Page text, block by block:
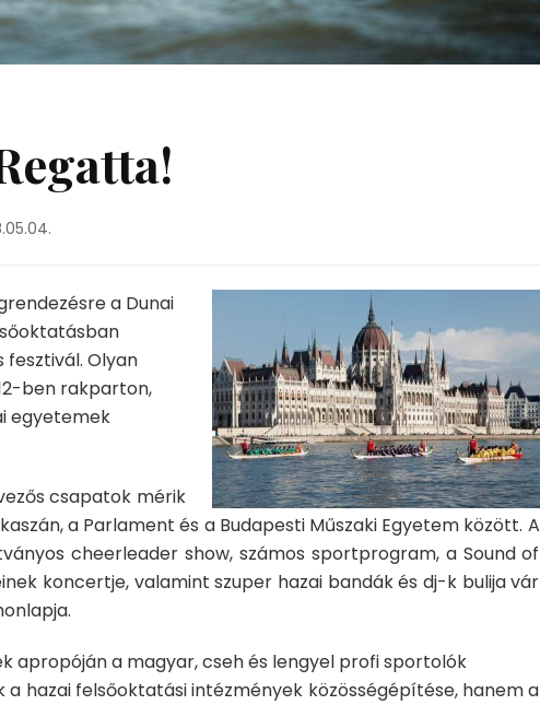
a Dunai
Olyan
ben rakparton,
egyetemek
csapatok mérik
a Parlament és a Budapesti Műszaki Egyetem között. A
cheerleader show, számos sportprogram, a Sound of
koncertje, valamint szuper hazai bandák és dj-k bulija vár
apropóján a magyar, cseh és lengyel profi sportolók
a hazai felsőoktatási intézmények közösségépítése, hanem a